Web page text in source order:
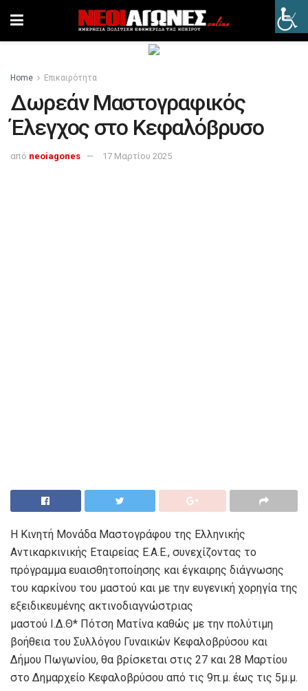
Home Επικαιρότητα
Δωρεάν Μαστογραφικός
Έλεγχος στο Κεφαλόβρυσο
από neoiagones 17 Μαρτίου 2025
Η Κινητή Μονάδα Μαστογράφου της Ελληνικής
Αντικαρκινικής Εταιρείας Ε.Α.Ε., συνεχίζοντας το
πρόγραμμα ευαισθητοποίησης και έγκαιρης διάγνωσης
του καρκίνου του μαστού και με την ευγενική χορηγία της
εξειδικευμένης ακτινοδιαγνώστριας
μαστού Ι.Δ.Θ* Πότση Ματίνα καθώς με την πολύτιμη
βοήθεια του Συλλόγου Γυναικών Κεφαλοβρύσου και
Δήμου Πωγωνίου, θα βρίσκεται στις 27 και 28 Μαρτίου
στο Δημαρχείο Κεφαλοβρύσου από τις 9π.μ. έως τις 5μ.μ.